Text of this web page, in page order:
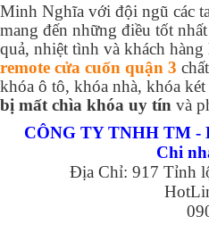
Minh Nghĩa với đội ngũ các
mang đến những điều tốt
quả, nhiệt tình và khách
remote cửa cuốn quận 3
khóa ô tô, khóa nhà, khóa
bị mất chìa khóa uy tín và
CÔNG TY TNHH TM
Chi
Địa Chỉ: 917 Tỉnh